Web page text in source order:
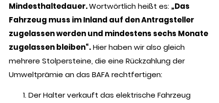
Mindesthaltedauer.Wortwörtlich heißt es: „Das
Fahrzeug muss im Inland auf den Antragsteller
zugelassen werden und mindestens sechs Monate
zugelassen bleiben“.Hier haben wir also gleich
mehrere Stolpersteine, die eine Rückzahlung der
Umweltprämie an das BAFA rechtfertigen:
Der Halter verkauft das elektrische Fahrzeug